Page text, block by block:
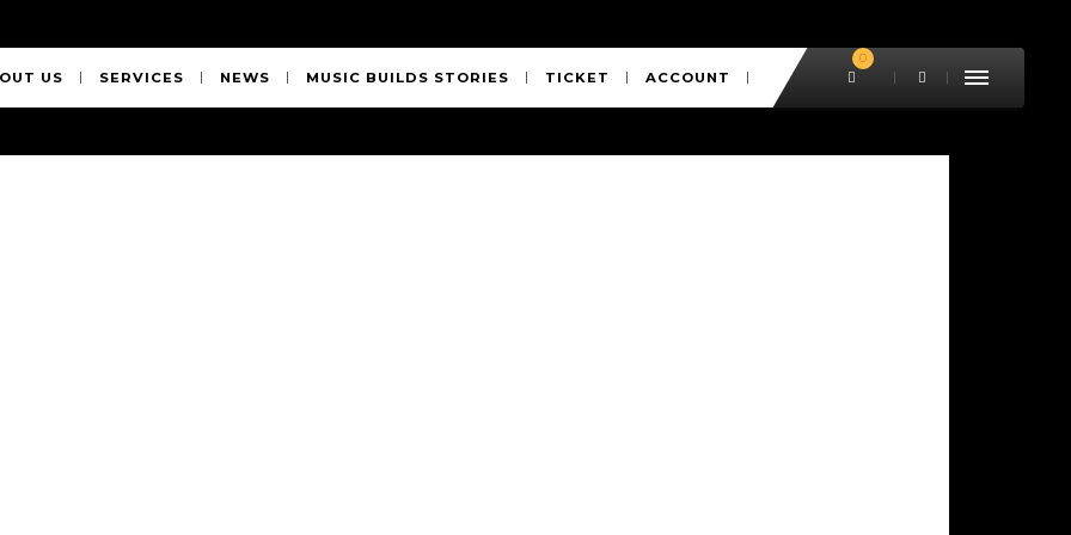
0
US SERVICES NEWS MUSIC BUILDS STORIES TICKET ACCOUNT